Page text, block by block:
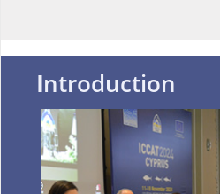
Introduction